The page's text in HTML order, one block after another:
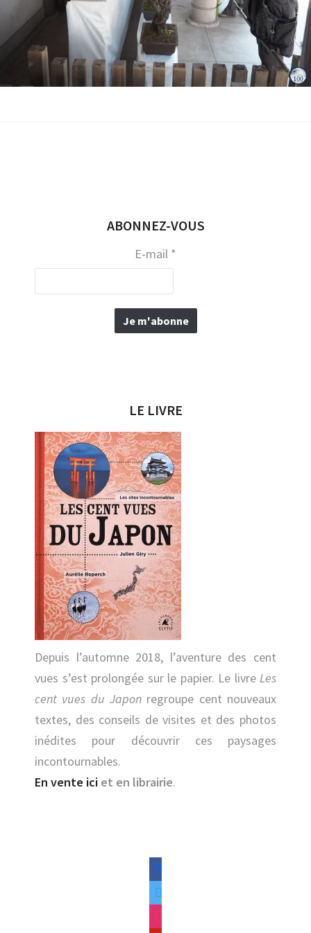
ABONNEZ-VOUS
E-mail *
LE LIVRE
Depuis l’automne 2018, l’aventure des cent
vues s’est prolongée sur le papier. Le livre Les
cent vues du Japon regroupe cent nouveaux
textes, des conseils de visites et des photos
inédites pour découvrir ces paysages
incontournables.
En vente ici et en librairie.
facebook
twitter